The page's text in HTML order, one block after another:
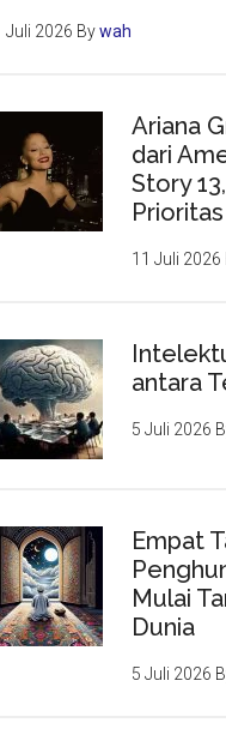
Juli 2026 Bywah
Ariana
dari
Story
Prioritas
11 Juli 2026
antara
5 Juli 2026
Empat
Mulai
Dunia
5 Juli 2026